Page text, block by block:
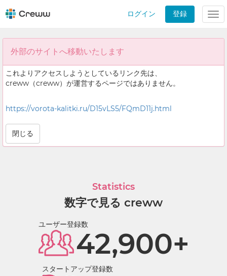
ログイン 登録
外部のサイトへ移動いたします
これよりアクセスしようとしているリンク先は、
creww（creww）が運営するページではありません。
https://vorota-kalitki.ru/D15vLS5/FQmD11j.html
閉じる
Statistics
数字で見る creww
ユーザー登録数
42,900+
スタートアップ登録数